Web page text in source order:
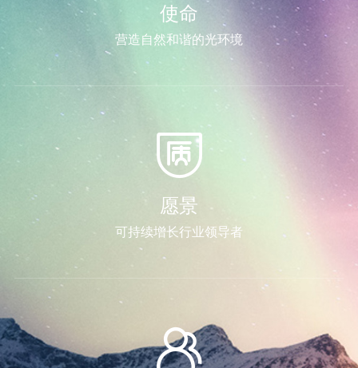
使命
营造自然和谐的光环境
愿景
可持续增长行业领导者